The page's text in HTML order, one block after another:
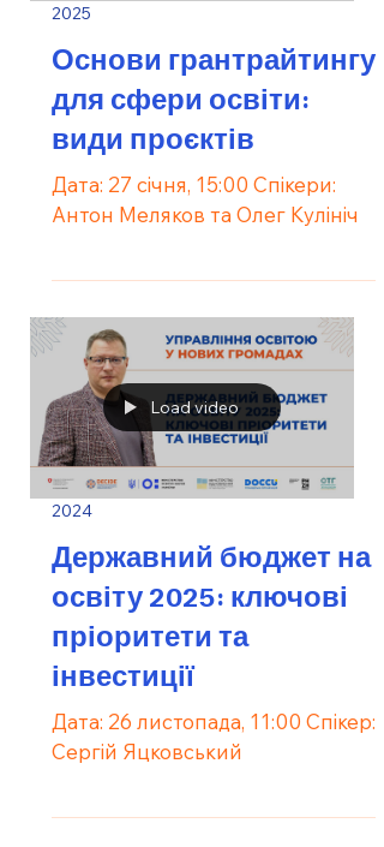
2025
Основи грантрайтингу
для сфери освіти:
види проєктів
Дата: 27 січня, 15:00 Спікери:
Антон Меляков та Олег Кулініч
Load video
2024
Державний бюджет на
освіту 2025: ключові
пріоритети та
інвестиції
Дата: 26 листопада, 11:00 Спікер:
Сергій Яцковський